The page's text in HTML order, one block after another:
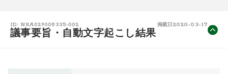
ID: NRA029008335-002 掲載日 2020-03-17
議事要旨・自動文字起こし結果